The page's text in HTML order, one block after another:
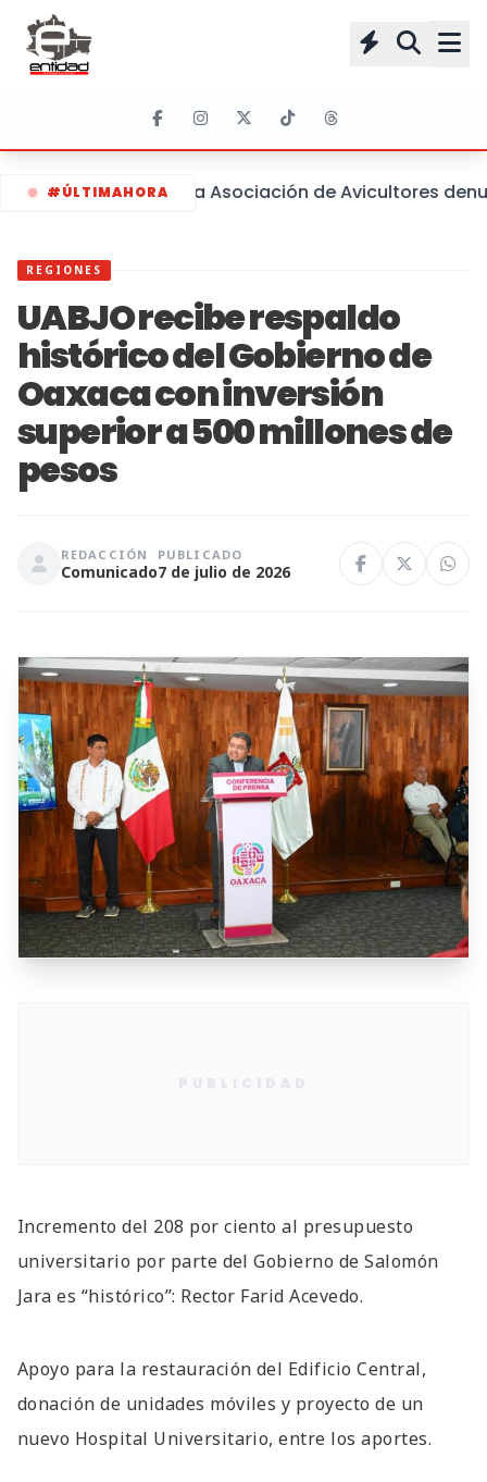
#ÚLTIMAHORA La Asociación de Avicultores
REGIONES
UABJO recibe respaldo
histórico del Gobierno de
Oaxaca con inversión
superior a 500 millones de
pesos
REDACCIÓN
Comunicado
PUBLICADO
7 de julio de 2026
Incremento del 208 por ciento al presupuesto
universitario por parte del Gobierno de Salomón
Jara es “histórico”: Rector Farid Acevedo.
Apoyo para la restauración del Edificio Central,
donación de unidades móviles y proyecto de un
nuevo Hospital Universitario, entre los aportes.